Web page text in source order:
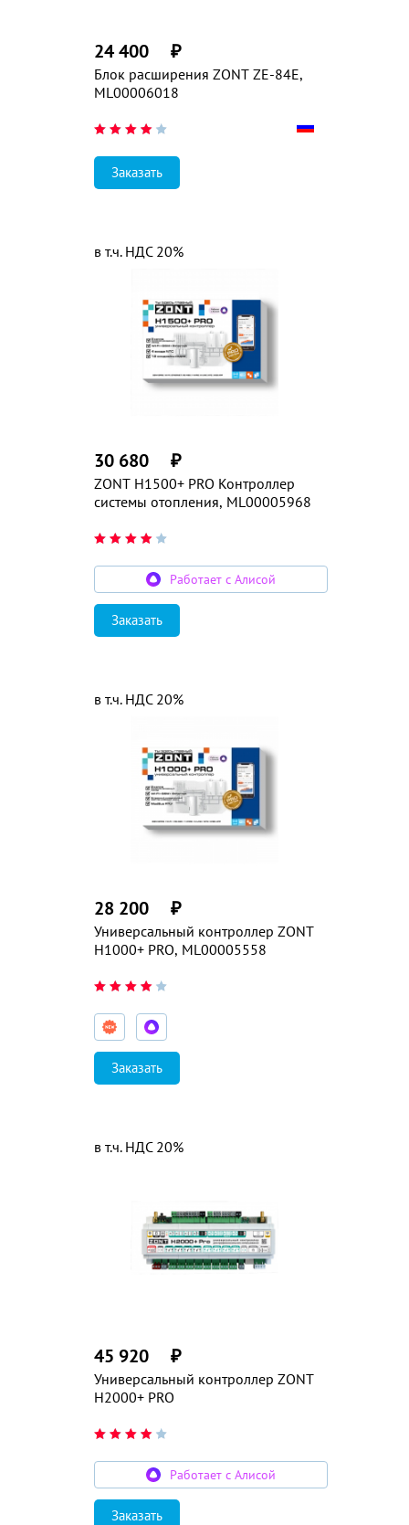
Блок расширения ZONT ZE-84E,
ML00006018
24 400 ₽
Заказать
ZONT H1500+ PRO Контроллер
системы отопления, ML00005968
30 680 ₽
в т.ч. НДС 20%
Работает с Алисой
Заказать
Универсальный контроллер ZONT
H1000+ PRO, ML00005558
28 200 ₽
в т.ч. НДС 20%
Заказать
Универсальный контроллер ZONT
H2000+ PRO
45 920 ₽
в т.ч. НДС 20%
Работает с Алисой
Заказать